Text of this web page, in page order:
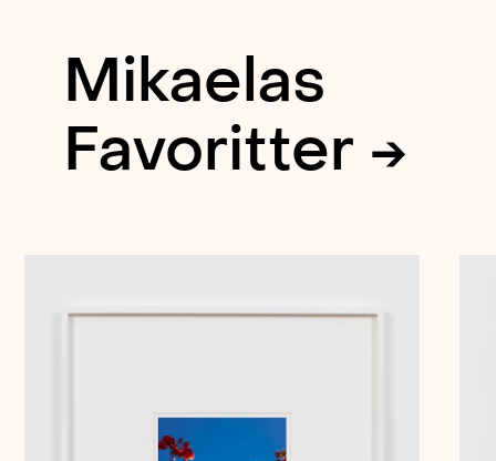
Mikaelas
Favoritter →